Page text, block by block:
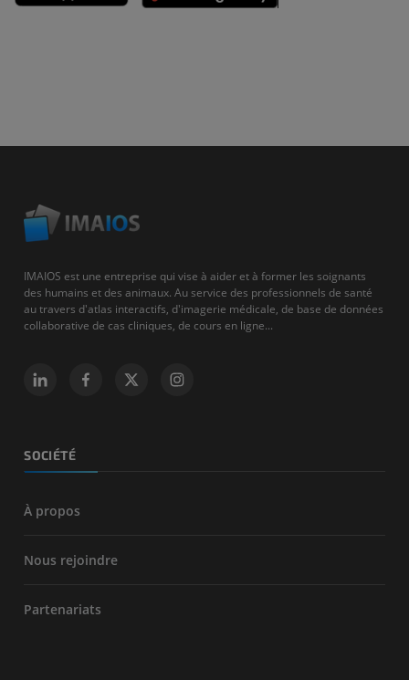
IMAIOS est une entreprise qui vise à aider et à former les soignants
des humains et des animaux. Au service des professionnels de santé
au travers d'atlas interactifs, d'imagerie médicale, de base de données
collaborative de cas cliniques, de cours en ligne...
SOCIÉTÉ
À propos
Nous rejoindre
Partenariats